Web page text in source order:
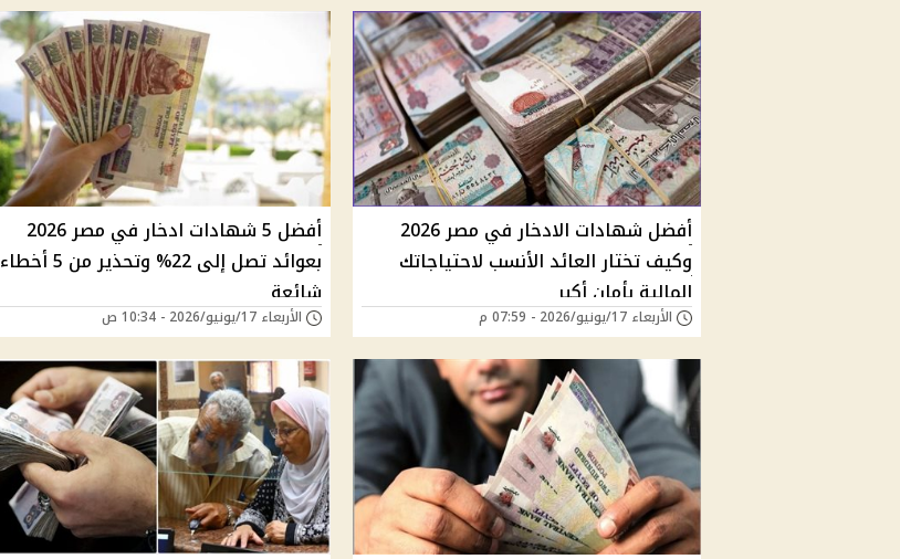
أفضل شهادات الادخار في مصر 2026
وكيف تختار العائد الأنسب لاحتياجاتك
المالية بأمان أكبر
الأربعاء 17/يونيو/2026 - 07:59 م
أفضل 5 شهادات ادخار في مصر 2026
بعوائد تصل إلى 22% وتحذير من 5 أخطاء
شائعة
الأربعاء 17/يونيو/2026 - 10:34 ص